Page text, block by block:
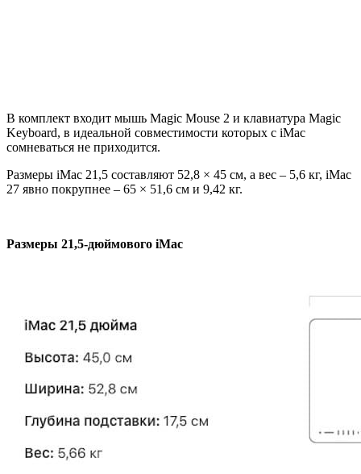
В комплект входит мышь Magic Mouse 2 и клавиатура Magic
Keyboard, в идеальной совместимости которых с iMac
сомневаться не приходится.
Размеры iMac 21,5 составляют 52,8 × 45 см, а вес – 5,6 кг, iMac
27 явно покрупнее – 65 × 51,6 см и 9,42 кг.
Размеры 21,5-дюймового iMac